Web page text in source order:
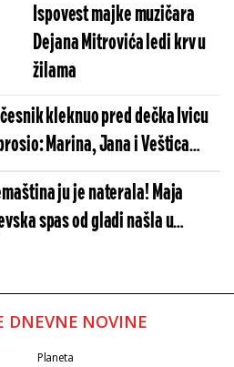
Ispovest majke muzičara
Dejana Mitrovića ledi krv u
žilama
kleknuo pred dečka Ivicu
Marina, Jana i Veštica
lom na gej veridbi (VIDEO)
ju je naterala! Maja
spas od gladi našla u
DNEVNE NOVINE
Planeta